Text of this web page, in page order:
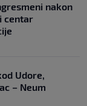
nakon
centar
Udore,
– Neum